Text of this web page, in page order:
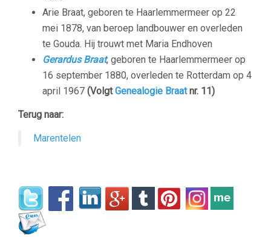
Arie Braat, geboren te Haarlemmermeer op 22
mei 1878, van beroep landbouwer en overleden
te Gouda. Hij trouwt met Maria Endhoven
Gerardus Braat, geboren te Haarlemmermeer op
16 september 1880, overleden te Rotterdam op 4
april 1967 (VolgtGenealogie Braatnr. 11)
Terug naar:
Marentelen